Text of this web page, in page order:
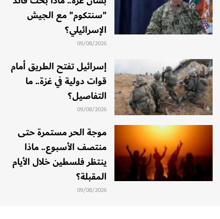
"سنتكوم" مع الجيش
الإسرائيلي؟
09/08/2026
إسرائيل تفتح الطريق أمام
قوات دولية في غزة.. ما
التفاصيل؟
09/08/2026
موجة الحر مستمرة حتى
منتصف الأسبوع.. ماذا
ينتظر فلسطين خلال الأيام
المقبلة؟
09/08/2026